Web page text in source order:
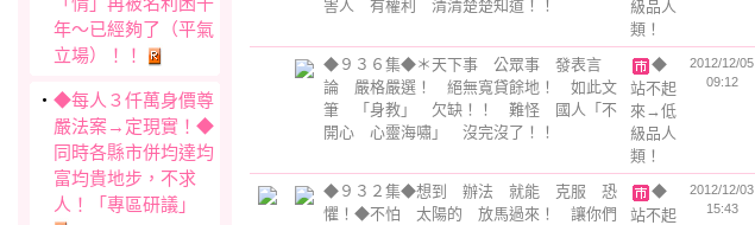
年～已經夠了（平氣
立場）！！
‧ ◆每人３仟萬身價尊
嚴法案→定現實！◆
同時各縣市併均達均
富均貴地步，不求
人！「專區研議」
害人 有權利 清清楚楚知道！！
級品人
類！
◆９３６集◆＊天下事 公眾事 發表言
論 嚴格嚴選！ 絕無寬貸餘地！ 如此文
筆 「身教」 欠缺！！ 難怪 國人「不
開心 心靈海嘯」 沒完沒了！！
◆
站不起
來→低
級品人
類！
2012/12/05
09:12
◆９３２集◆想到 辦法 就能 克服 恐
懼！◆不怕 太陽的 放馬過來！ 讓你們
◆
站不起
2012/12/03
15:43